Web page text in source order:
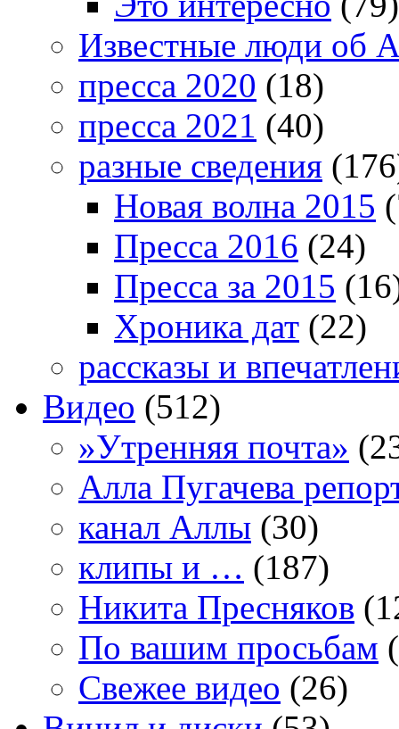
Известные люди об
пресса 2020 (18)
пресса 2021 (40)
разные сведения
Новая волна 2015
Пресса 2016 (24)
Пресса за 2015
Хроника дат (22)
рассказы и
Видео (512)
»Утренняя почта»
Алла Пугачева
канал Аллы (30)
клипы и … (187)
Никита Пресняков
По вашим просьбам
Свежее видео (26)